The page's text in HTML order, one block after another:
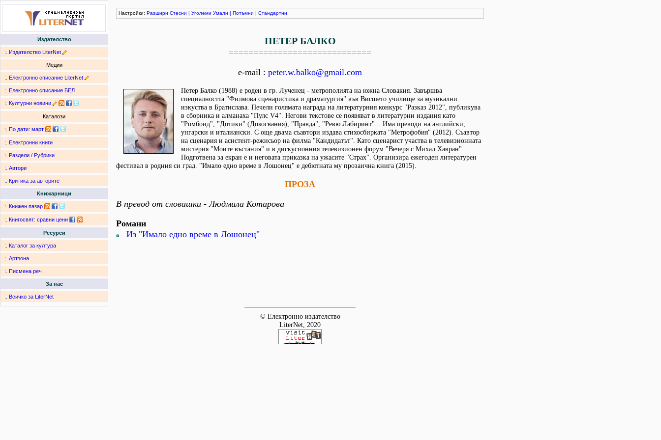
Издателство
:. Издателство LiterNet
Медии
:. Електронно списание LiterNet
:. Електронно списание БЕЛ
:. Културни новини
Каталози
:. По дати: март
:. Електронни книги
:. Раздели / Рубрики
:. Автори
:. Критика за авторите
Книжарници
:. Книжен пазар
:. Книгосвят: сравни цени
Ресурси
:. Каталог за култура
:. Артзона
:. Писмена реч
За нас
:. Всичко за LiterNet
Настройки: Разшири Стесни | Уголеми Умали | Потъмни | Стандартни
ПЕТЕР БАЛКО
=============================
e-mail : peter.w.balko@gmail.com
Петер Балко (1988) е роден в гр. Лученец - метрополията на южна Словакия. Завършва
специалността "Филмова сценаристика и драматургия" във Висшето училище за музикални
изкуства в Братислава. Печели голямата награда на литературния конкурс "Разказ 2012", публикува
в сборника и алманаха "Пулс V4". Негови текстове се появяват в литературни издания като
"Ромбоид", "Дотики" (Докосвания), "Правда", "Ревю Лабиринт"... Има преводи на английски,
унгарски и италиански. С още двама съавтори издава стихосбирката "Метрофобия" (2012). Съавтор
на сценария и асистент-режисьор на филма "Кандидатът". Като сценарист участва в телевизионната
мистерия "Моите въстания" и в дискусионния телевизионен форум "Вечеря с Михал Хавран".
Подготвена за екран е и неговата приказка на ужасите "Страх". Организира ежегоден литературен
фестивал в родния си град. "Имало едно време в Лошонец" е дебютната му прозаична книга (2015).
ПРОЗА
В превод от словашки - Людмила Котарова
Романи
Из "Имало едно време в Лошонец"
© Електронно издателство
LiterNet, 2020